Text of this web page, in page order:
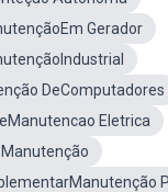
Gerador
DeComputadores
Eletrica